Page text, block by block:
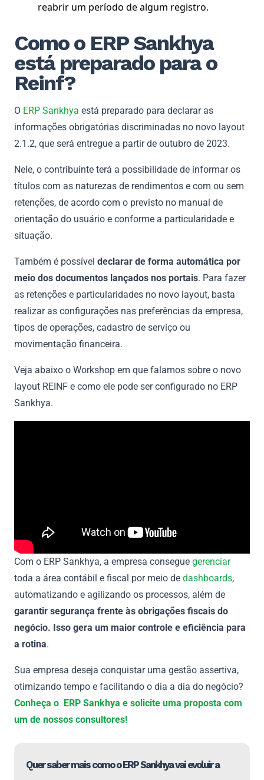
reabrir um período de algum registro.
Como o ERP Sankhya
está preparado para o
Reinf?
O ERP Sankhya está preparado para declarar as
informações obrigatórias discriminadas no novo layout
2.1.2, que será entregue a partir de outubro de 2023.
Nele, o contribuinte terá a possibilidade de informar os
títulos com as naturezas de rendimentos e com ou sem
retenções, de acordo com o previsto no manual de
orientação do usuário e conforme a particularidade e
situação.
Também é possível declarar de forma automática por
meio dos documentos lançados nos portais. Para fazer
as retenções e particularidades no novo layout, basta
realizar as configurações nas preferências da empresa,
tipos de operações, cadastro de serviço ou
movimentação financeira.
Veja abaixo o Workshop em que falamos sobre o novo
layout REINF e como ele pode ser configurado no ERP
Sankhya.
Com o ERP Sankhya, a empresa consegue gerenciar
toda a área contábil e fiscal por meio de dashboards,
automatizando e agilizando os processos, além de
garantir segurança frente às obrigações fiscais do
negócio. Isso gera um maior controle e eficiência para
a rotina.
Sua empresa deseja conquistar uma gestão assertiva,
otimizando tempo e facilitando o dia a dia do negócio?
Conheça o ERP Sankhya e solicite uma proposta com
um de nossos consultores!
Quer saber mais como o ERP Sankhya vai evoluir a